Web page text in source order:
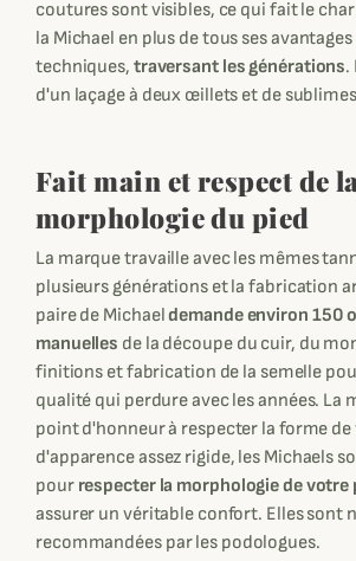
coutures sont visibles, ce qui fait le
la Michael en plus de tous ses avantages
techniques, traversant les générations.
d'un laçage à deux œillets et de
Fait main et respect de la
morphologie du pied
La marque travaille avec les mêmes
plusieurs générations et la fabrication
paire de Michaeldemande environ 150
manuelles de la découpe du cuir, du
finitions et fabrication de la semelle
qualité qui perdure avec les années. La
point d'honneur à respecter la forme
d'apparence assez rigide, les Michaels
pour respecter la morphologie de votre
assurer un véritable confort. Elles sont
recommandées par les podologues.